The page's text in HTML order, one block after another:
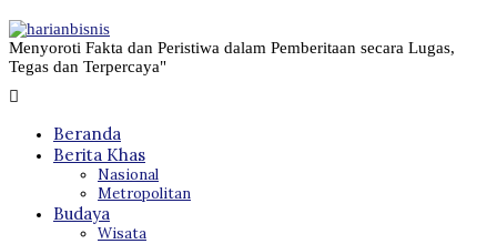
Menyoroti Fakta dan Peristiwa dalam Pemberitaan secara Lugas,
Tegas dan Terpercaya"
Beranda
Berita Khas
Nasional
Metropolitan
Budaya
Wisata